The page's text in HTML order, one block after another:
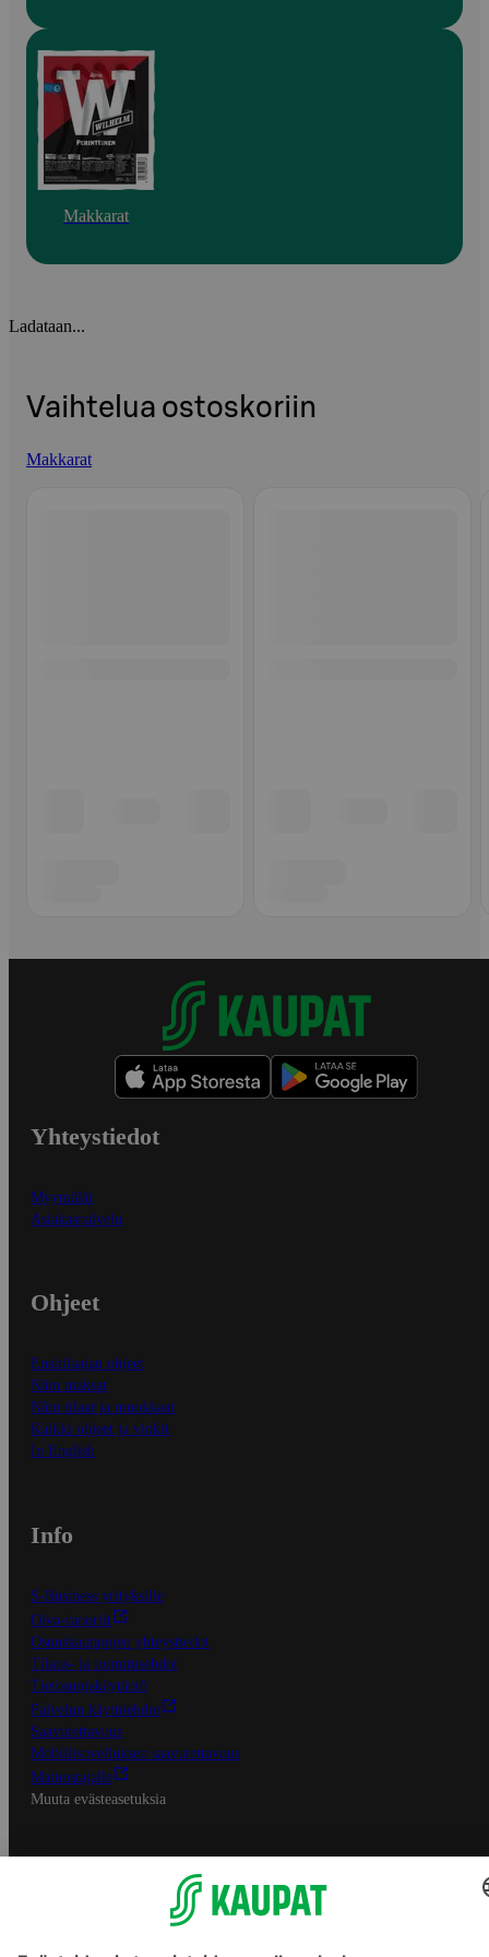
Makkarat
Ladataan...
Vaihtelua ostoskoriin
Makkarat
Yhteystiedot
Myymälät
Asiakaspalvelu
Ohjeet
Ensitilaajan ohjeet
Näin maksat
Näin tilaat ja muokkaat
Kaikki ohjeet ja vinkit
In English
Info
S-Business yrityksille
Oiva-raportit
Osuuskauppojen yhteystiedot
Tilaus- ja toimitusehdot
Tietosuojakäytäntö
Palvelun käyttöehdot
Saavutettavuus
Mobiilisovelluksen saavutettavuus
Mainostajalle
Muuta evästeasetuksia
S-ryhmän palvelut